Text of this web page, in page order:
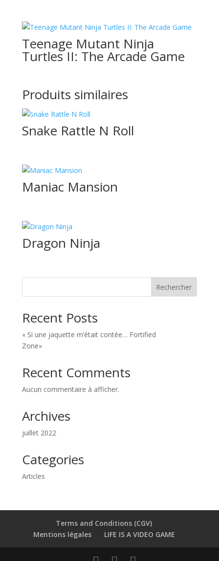
Teenage Mutant Ninja
Turtles II: The Arcade Game
Produits similaires
Snake Rattle N Roll
Maniac Mansion
Dragon Ninja
Rechercher
Recent Posts
« Si une jaquette m’était contée… Fortified
Zone»
Recent Comments
Aucun commentaire à afficher.
Archives
juillet 2022
Categories
Articles
Terms and Conditions (CGV)
Mentions légales
LIFE IS A VIDEO GAME